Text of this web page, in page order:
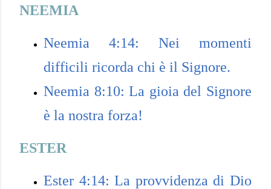
NEEMIA
Neemia 4:14: Nei momenti
difficili ricorda chi è il Signore.
Neemia 8:10: La gioia del Signore
è la nostra forza!
ESTER
Ester 4:14: La provvidenza di Dio